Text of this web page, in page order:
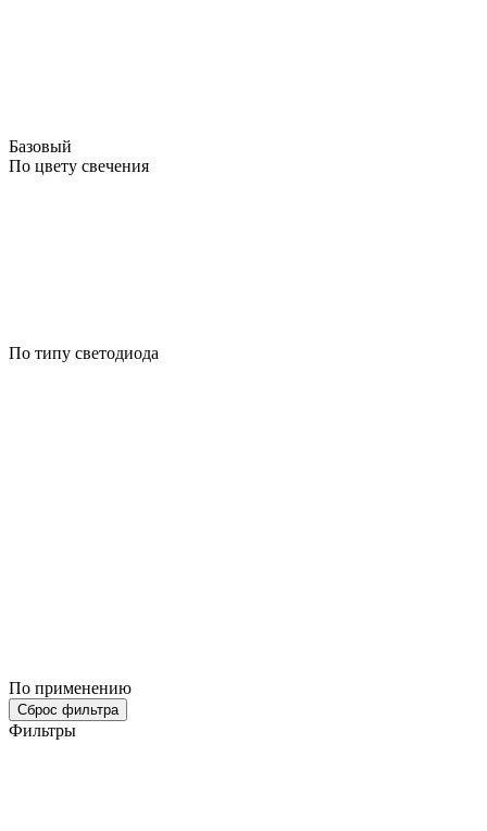
Базовый
По цвету свечения
По типу светодиода
По применению
Сброс фильтра
Фильтры